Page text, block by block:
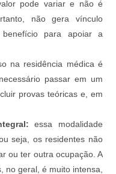
pode variar e não é
não gera vínculo
para apoiar a
na residência médica é
passar em um
provas teóricas e, em
essa modalidade
seja, os residentes não
ou ter outra ocupação. A
no geral, é muito intensa,